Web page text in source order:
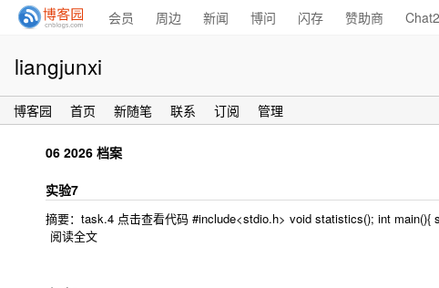
会员 周边 新闻 博问 闪存 赞助商
liangjunxi
博客园 首页 新随笔 联系 订阅 管理
06 2026 档案
实验7
摘要：task.4 点击查看代码 #include<stdio.h> void statistics(); int
阅读全文